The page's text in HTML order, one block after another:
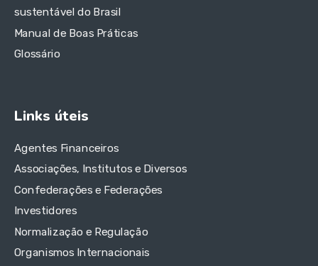
sustentável do Brasil
Manual de Boas Práticas
Glossário
Links úteis
Agentes Financeiros
Associações, Institutos e Diversos
Confederações e Federações
Investidores
Normalização e Regulação
Organismos Internacionais